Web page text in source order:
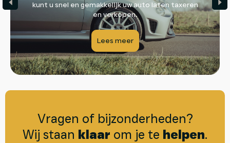
kunt u snel en gemakkelijk uw auto laten taxeren
en verkopen.
Lees meer
Vragen of bijzonderheden?
Wij staan klaar om je te helpen.